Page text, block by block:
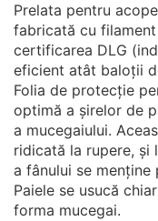
Prelata pentru
fabricată cu
certificarea DLG
eficient atât baloții
Folia de protecție
optimă a șirelor de
a mucegaiului.
ridicată la rupere, și
a fânului se
Paiele se usucă
forma mucegai.